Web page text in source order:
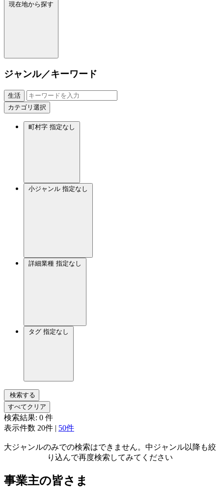
現在地から探す
ジャンル／キーワード
生活
カテゴリ選択
町村字 指定なし
小ジャンル 指定なし
詳細業種 指定なし
タグ 指定なし
検索する
すべてクリア
検索結果: 0 件
表示件数 20件 | 50件
大ジャンルのみでの検索はできません。中ジャンル以降も絞
り込んで再度検索してみてください
事業主の皆さま